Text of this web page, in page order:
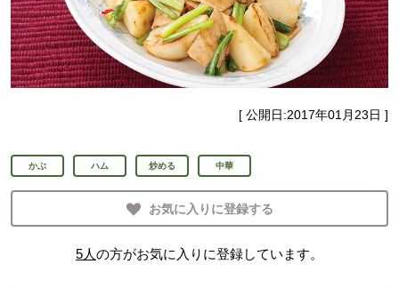
[ 公開日:2017年01月23日 ]
かぶ ハム 炒める 中華
お気に入りに登録する
5人の方がお気に入りに登録しています。